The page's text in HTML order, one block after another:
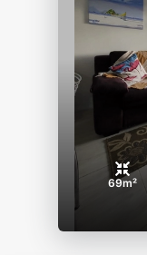
69m²